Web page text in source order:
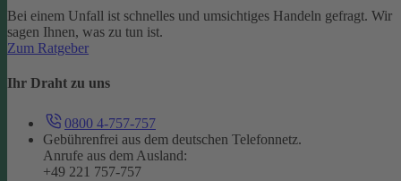
Bei einem Unfall ist schnelles und umsichtiges Handeln gefragt. Wir
sagen Ihnen, was zu tun ist.
Zum Ratgeber
Ihr Draht zu uns
0800 4-757-757
Gebührenfrei aus dem deutschen Telefonnetz.
Anrufe aus dem Ausland:
+49 221 757-757